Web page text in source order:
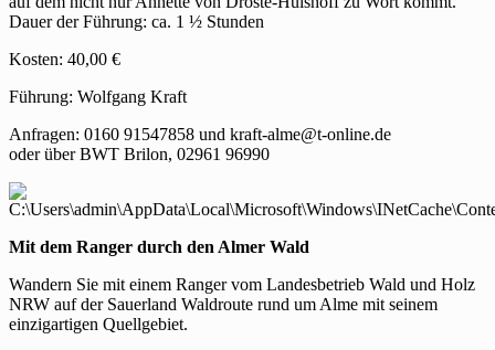
Dauer der Führung: ca. 1 ½ Stunden
Kosten: 40,00 €
Führung: Wolfgang Kraft
Anfragen: 0160 91547858 und kraft-alme@t-online.de
oder über BWT Brilon, 02961 96990
Mit dem Ranger durch den Almer Wald
Wandern Sie mit einem Ranger vom Landesbetrieb Wald und Holz
NRW auf der Sauerland Waldroute rund um Alme mit seinem
einzigartigen Quellgebiet.